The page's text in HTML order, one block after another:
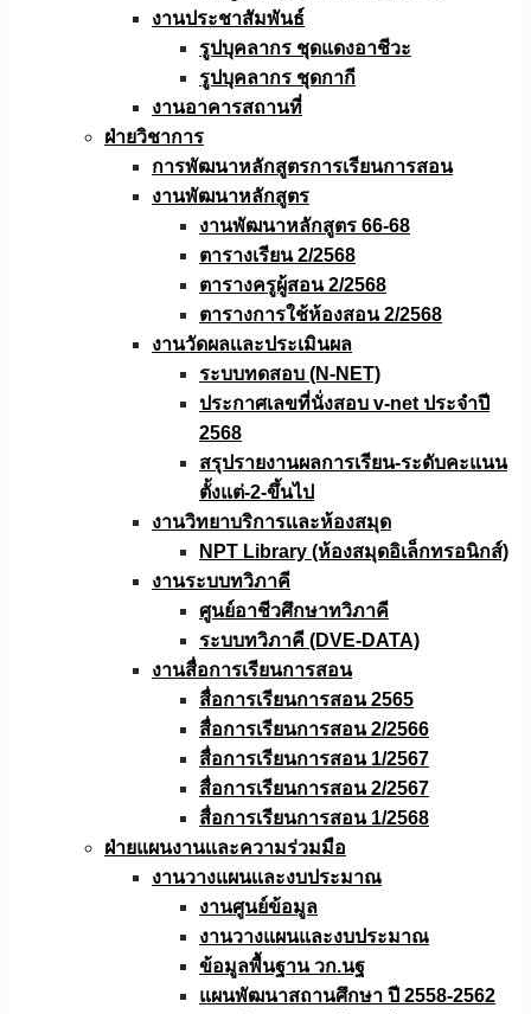
งานประชาสัมพันธ์
รูปบุคลากร ชุดแดงอาชีวะ
รูปบุคลากร ชุดกากี
งานอาคารสถานที่
ฝ่ายวิชาการ
การพัฒนาหลักสูตรการเรียนการสอน
งานพัฒนาหลักสูตร
งานพัฒนาหลักสูตร 66-68
ตารางเรียน 2/2568
ตารางครูผู้สอน 2/2568
ตารางการใช้ห้องสอน 2/2568
งานวัดผลเเละประเมินผล
ระบบทดสอบ (N-NET)
ประกาศเลขที่นั่งสอบ v-net ประจำปี
2568
สรุปรายงานผลการเรียน-ระดับคะแนน
ตั้งแต่-2-ขึ้นไป
งานวิทยาบริการเเละห้องสมุด
NPT Library (ห้องสมุดอิเล็กทรอนิกส์)
งานระบบทวิภาคี
ศูนย์อาชีวศึกษาทวิภาคี
ระบบทวิภาคี (DVE-DATA)
งานสื่อการเรียนการสอน
สื่อการเรียนการสอน 2565
สื่อการเรียนการสอน 2/2566
สื่อการเรียนการสอน 1/2567
สื่อการเรียนการสอน 2/2567
สื่อการเรียนการสอน 1/2568
ฝ่ายแผนงานเเละความร่วมมือ
งานวางแผนเเละงบประมาณ
งานศูนย์ข้อมูล
งานวางแผนและงบประมาณ
ข้อมูลพื้นฐาน วก.นฐ
แผนพัฒนาสถานศึกษา ปี 2558-2562